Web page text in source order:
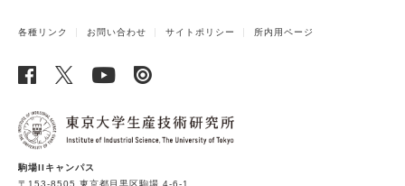
各種リンク お問い合わせ サイトポリシー 所内用ページ
駒場IIキャンパス
〒153-8505 東京都目黒区駒場 4-6-1